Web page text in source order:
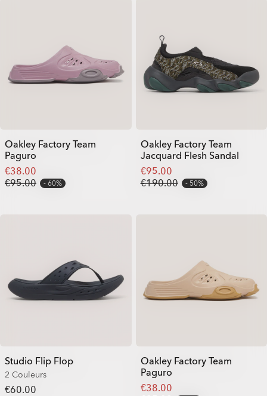
Oakley Factory Team
Paguro
€38.00
€95.00
60%
Oakley Factory Team
Jacquard Flesh Sandal
€95.00
€190.00
50%
Studio Flip Flop
2 Couleurs
€60.00
Oakley Factory Team
Paguro
€38.00